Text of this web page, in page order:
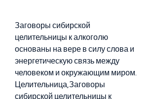
Заговоры сибирской
целительницы к алкоголю
основаны на вере в силу слова и
энергетическую связь между
человеком и окружающим миром.
Целительница,Заговоры
сибирской целительницы к